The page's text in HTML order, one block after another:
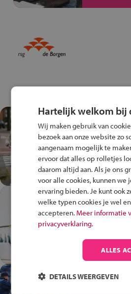
Test je
Fiets Veilig
Speel het Fiets
en win een
In de
plek!
Ontdek via het
op de
anders is!
Jouw
Hartelijk welkom bij
Wij maken gebruik van
bezoek aan onze website zo
aangenaam mogelijk te
ervoor dat alles op rolletjes
daarom altijd aan. Als je ons
voor alle cookies, kunnen we
ervaring bieden. Je kunt ook
welke typen cookies je wel
accepteren. Meer informatie
privacyverklaring.
ALLES
DETAILS WEERGEVEN